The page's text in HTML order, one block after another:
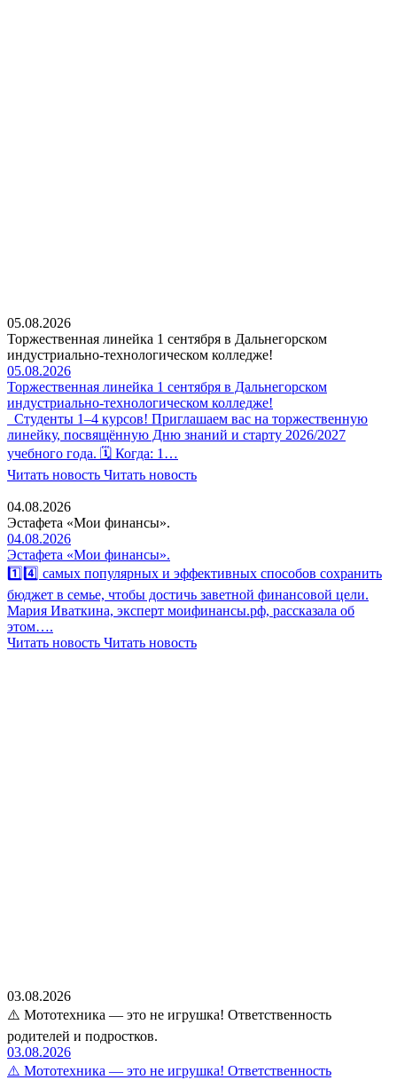
05.08.2026
Торжественная линейка 1 сентября в Дальнегорском
индустриально-технологическом колледже!
05.08.2026
Торжественная линейка 1 сентября в Дальнегорском
индустриально-технологическом колледже!
Студенты 1–4 курсов! Приглашаем вас на торжественную
линейку, посвящённую Дню знаний и старту 2026/2027
учебного года. 🗓 Когда: 1…
Читать новость Читать новость
04.08.2026
Эстафета «Мои финансы».
04.08.2026
Эстафета «Мои финансы».
1️⃣4️⃣ самых популярных и эффективных способов сохранить
бюджет в семье, чтобы достичь заветной финансовой цели.
Мария Иваткина, эксперт моифинансы.рф, рассказала об
этом….
Читать новость Читать новость
03.08.2026
⚠️ Мототехника — это не игрушка! Ответственность
родителей и подростков.
03.08.2026
⚠️ Мототехника — это не игрушка! Ответственность